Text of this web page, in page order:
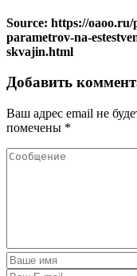
Source: https://
parametrov-na-
skvajin.html
Добавить
Ваш адрес email не
помечены *